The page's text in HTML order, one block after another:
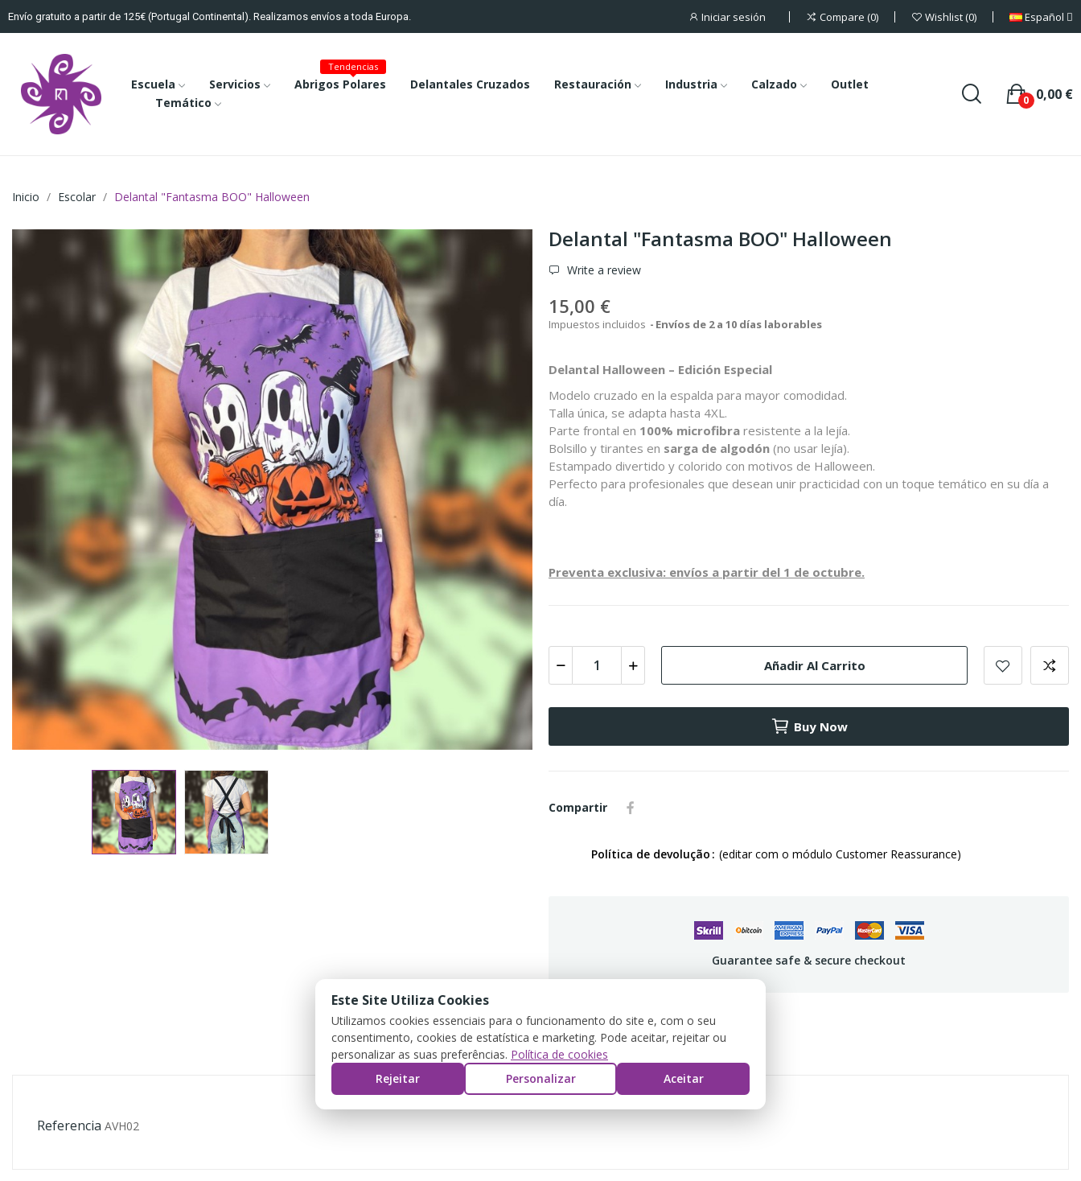
Envío gratuito a partir de 125€ (Portugal Continental). Realizamos envíos a toda Europa. Iniciar sesión Compare 0 Wishlist 0 Español
Escuela Servicios Abrigos Polares
Tendencias
Delantales Cruzados Restauración Industria Calzado
Outlet
Temático
0,00 €
0
Inicio Escolar Delantal "Fantasma BOO" Halloween
Delantal "Fantasma BOO" Halloween
Write a review
15,00 €
Impuestos incluidos Envíos de 2 a 10 días laborables
Delantal Halloween – Edición Especial
Modelo cruzado en la espalda para mayor comodidad.
Talla única, se adapta hasta 4XL.
Parte frontal en 100% microfibra resistente a la lejía.
Bolsillo y tirantes en sarga de algodón (no usar lejía).
Estampado divertido y colorido con motivos de Halloween.
Perfecto para profesionales que desean unir practicidad con un toque temático en su día a
día.
Preventa exclusiva: envíos a partir del 1 de octubre.
Añadir Al Carrito
Buy Now
Compartir
Política de devolução (editar com o módulo Customer Reassurance)
Guarantee safe & secure checkout
DETALLES DEL PRODUCTO
Referencia AVH02
Este Site Utiliza Cookies
Utilizamos cookies essenciais para o funcionamento do site e, com o seu
consentimento, cookies de estatística e marketing. Pode aceitar, rejeitar ou
personalizar as suas preferências. Política de cookies
Rejeitar
Personalizar Aceitar